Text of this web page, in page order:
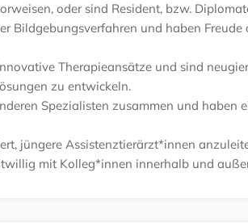
oder sind Resident, bzw.
Bildgebungsverfahren und haben
Therapieansätze und sind
zu entwickeln.
Spezialisten zusammen und haben
jüngere Assistenztierärzt*innen
mit Kolleg*innen innerhalb und